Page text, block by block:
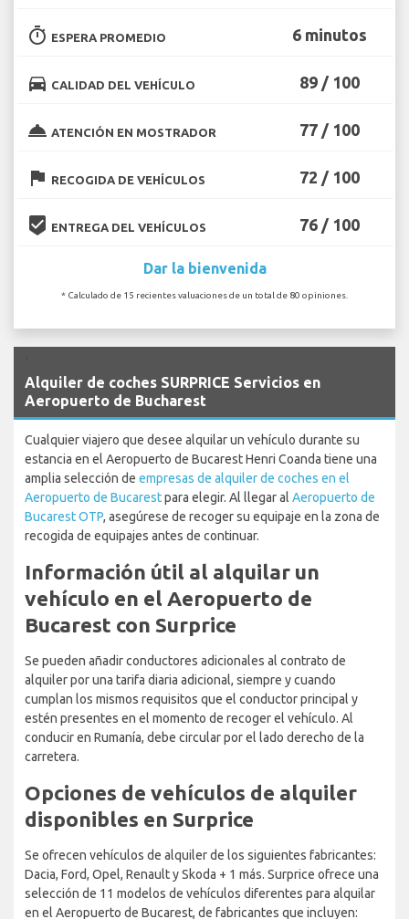
timer ESPERA PROMEDIO 6 minutos
directions_car CALIDAD DEL VEHÍCULO 89 / 100
room_service ATENCIÓN EN MOSTRADOR 77 / 100
flag RECOGIDA DE VEHÍCULOS 72 / 100
beenhere ENTREGA DEL VEHÍCULOS 76 / 100
Dar la bienvenida
* Calculado de 15 recientes valuaciones de un total de 80 opiniones.
Alquiler de coches SURPRICE Servicios en
Aeropuerto de Bucharest
Cualquier viajero que desee alquilar un vehículo durante su
estancia en el Aeropuerto de Bucarest Henri Coanda tiene una
amplia selección de empresas de alquiler de coches en el
Aeropuerto de Bucarestpara elegir. Al llegar al Aeropuerto de
Bucarest OTP, asegúrese de recoger su equipaje en la zona de
recogida de equipajes antes de continuar.
Información útil al alquilar un
vehículo en el Aeropuerto de
Bucarest con Surprice
Se pueden añadir conductores adicionales al contrato de
alquiler por una tarifa diaria adicional, siempre y cuando
cumplan los mismos requisitos que el conductor principal y
estén presentes en el momento de recoger el vehículo. Al
conducir en Rumanía, debe circular por el lado derecho de la
carretera.
Opciones de vehículos de alquiler
disponibles en Surprice
Se ofrecen vehículos de alquiler de los siguientes fabricantes:
Dacia, Ford, Opel, Renault y Skoda + 1 más. Surprice ofrece una
selección de 11 modelos de vehículos diferentes para alquilar
en el Aeropuerto de Bucarest, de fabricantes que incluyen: